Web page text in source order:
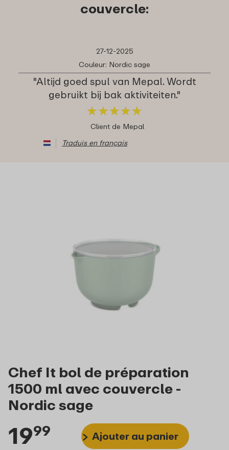
couvercle:
27-12-2025
Couleur: Nordic sage
"Altijd goed spul van Mepal. Wordt
gebruikt bij bak aktiviteiten."
★★★★★
★★★★★
Client de Mepal
Traduis en français
Chef It bol de préparation
1500 ml avec couvercle -
Nordic sage
1999 Ajouter au panier